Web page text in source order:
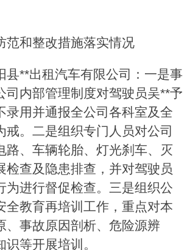
范和整改措施落实情况
县**出租汽车有限公司：一是事
司内部管理制度对驾驶员吴**予
录用并通报全公司各科室及全
戒。二是组织专门人员对公司
路、车辆轮胎、灯光刹车、灭
检查及隐患排查，并对驾驶员
为进行督促检查。三是组织公
全教育再培训工作，重点对本
、事故原因剖析、危险源辨
等开展培训。